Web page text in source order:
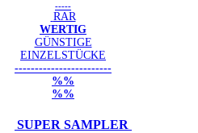
-----
RAR
WERTIG
GÜNSTIGE
EINZELSTÜCKE
------------------------
%%
%%
SUPER SAMPLER